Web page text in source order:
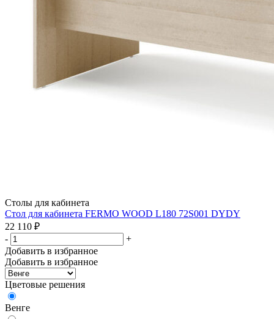
Столы для кабинета
Стол для кабинета FERMO WOOD L180 72S001 DYDY
22 110 ₽
-
+
Добавить в избранное
Добавить в избранное
Цветовые решения
Венге